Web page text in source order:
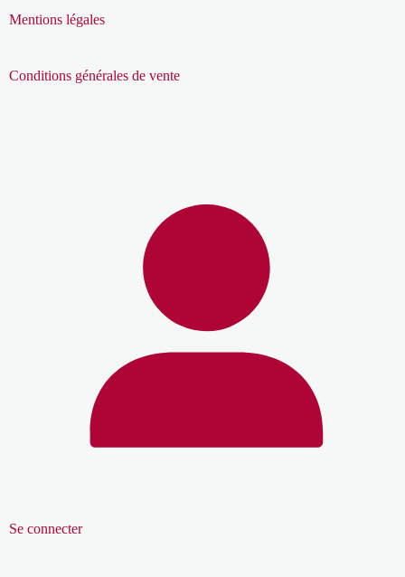
Mentions légales
Conditions générales de vente
Se connecter